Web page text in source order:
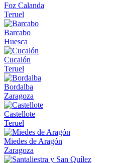
Foz Calanda
Teruel
Barcabo
Huesca
Cucalón
Teruel
Bordalba
Zaragoza
Castellote
Teruel
Miedes de Aragón
Zaragoza